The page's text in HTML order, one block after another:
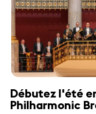
Débutez l'été
Philharmonic